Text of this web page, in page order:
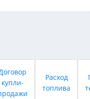
купли-
Расход
топлива